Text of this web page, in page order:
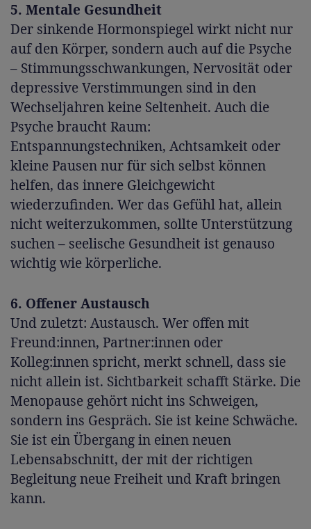
5. Mentale Gesundheit
Der sinkende Hormonspiegel wirkt nicht nur
auf den Körper, sondern auch auf die Psyche
– Stimmungsschwankungen, Nervosität oder
depressive Verstimmungen sind in den
Wechseljahren keine Seltenheit. Auch die
Psyche braucht Raum:
Entspannungstechniken, Achtsamkeit oder
kleine Pausen nur für sich selbst können
helfen, das innere Gleichgewicht
wiederzufinden. Wer das Gefühl hat, allein
nicht weiterzukommen, sollte Unterstützung
suchen – seelische Gesundheit ist genauso
wichtig wie körperliche.
6. Offener Austausch
Und zuletzt: Austausch. Wer offen mit
Freund:innen, Partner:innen oder
Kolleg:innen spricht, merkt schnell, dass sie
nicht allein ist. Sichtbarkeit schafft Stärke. Die
Menopause gehört nicht ins Schweigen,
sondern ins Gespräch. Sie ist keine Schwäche.
Sie ist ein Übergang in einen neuen
Lebensabschnitt, der mit der richtigen
Begleitung neue Freiheit und Kraft bringen
kann.